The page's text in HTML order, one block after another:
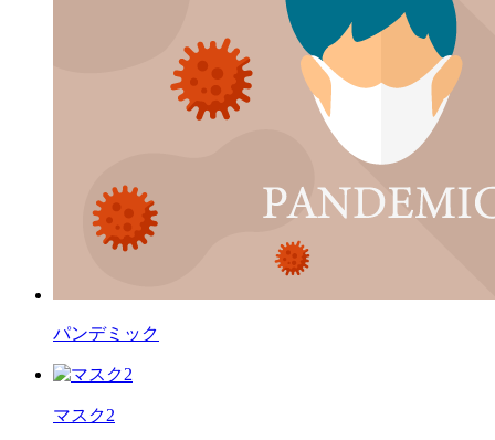
パンデミック
マスク2